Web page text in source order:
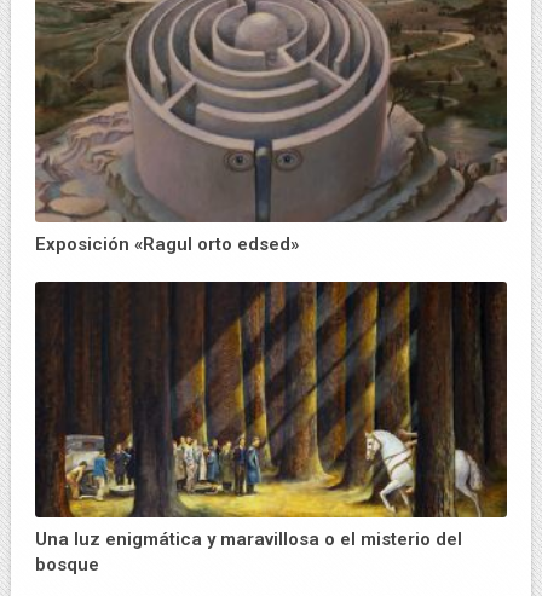
Exposición «Ragul orto edsed»
Una luz enigmática y maravillosa o el misterio del
bosque